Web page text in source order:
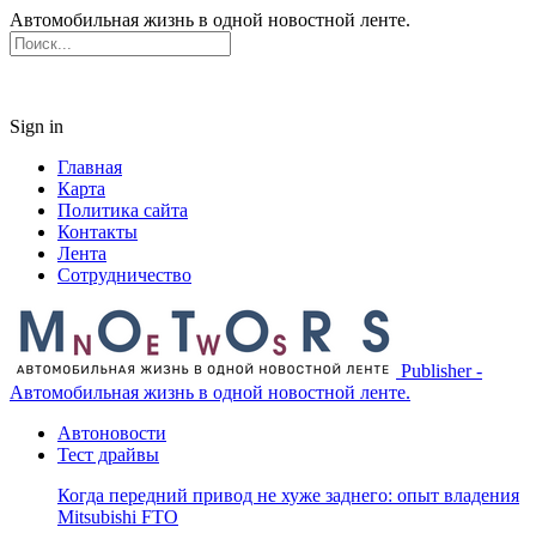
Автомобильная жизнь в одной новостной ленте.
Sign in
Главная
Карта
Политика сайта
Контакты
Лента
Сотрудничество
Publisher -
Автомобильная жизнь в одной новостной ленте.
Автоновости
Тест драйвы
Когда передний привод не хуже заднего: опыт владения
Mitsubishi FTO